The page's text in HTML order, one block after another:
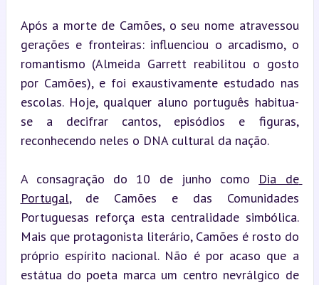
Após a morte de Camões, o seu nome atravessou
gerações e fronteiras: influenciou o arcadismo, o
romantismo (Almeida Garrett reabilitou o gosto
por Camões), e foi exaustivamente estudado nas
escolas. Hoje, qualquer aluno português habitua-
se a decifrar cantos, episódios e figuras,
reconhecendo neles o DNA cultural da nação.
A consagração do 10 de junho como Dia de
Portugal, de Camões e das Comunidades
Portuguesas reforça esta centralidade simbólica.
Mais que protagonista literário, Camões é rosto do
próprio espírito nacional. Não é por acaso que a
estátua do poeta marca um centro nevrálgico de